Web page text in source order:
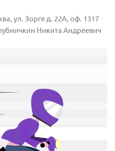
ул. Зорге д. 22А, оф. 1317
Никита Андреевич